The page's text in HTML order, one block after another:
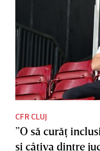
CFR CLUJ
”O să curăţ
şi câţiva dintre